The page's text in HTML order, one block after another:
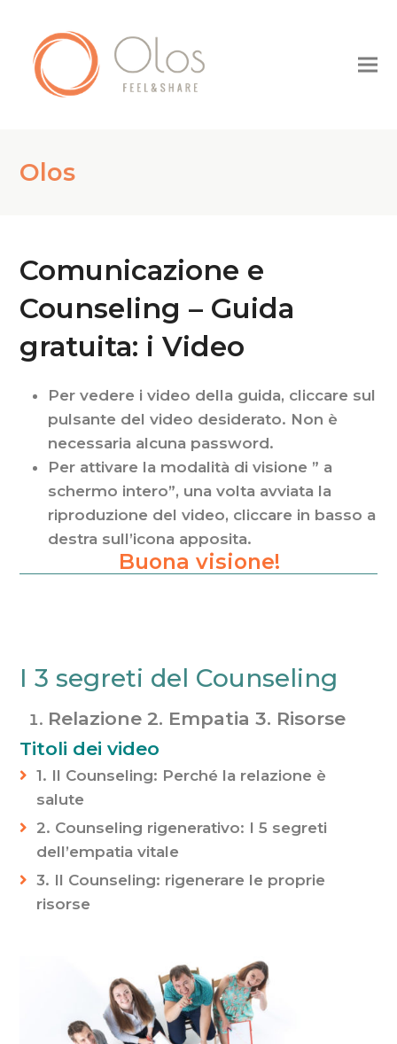
Olos
Comunicazione e
Counseling – Guida
gratuita: i Video
Per vedere i video della guida, cliccare sul
pulsante del video desiderato. Non è
necessaria alcuna password.
Per attivare la modalità di visione ” a
schermo intero”, una volta avviata la
riproduzione del video, cliccare in basso a
destra sull’icona apposita.
Buona
visione!
Buona visione!
I 3 segreti del Counseling
Relazione 2. Empatia 3. Risorse
Titoli dei video
1. Il Counseling: Perché la relazione è
salute
2. Counseling rigenerativo: I 5 segreti
dell’empatia vitale
3. Il Counseling: rigenerare le proprie
risorse